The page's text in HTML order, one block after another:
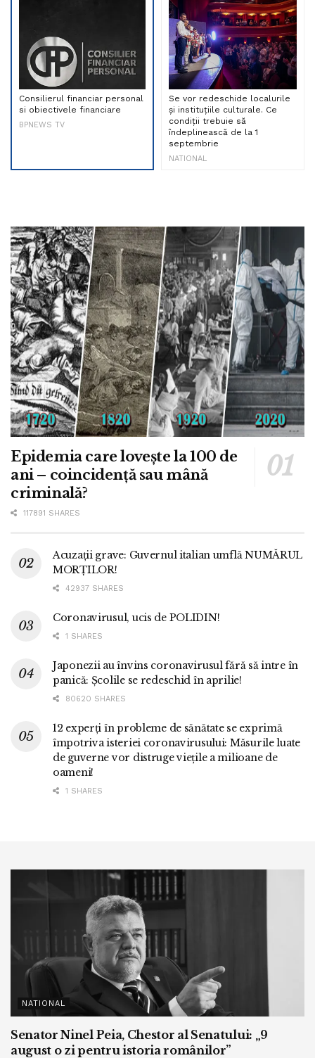
Consilierul financiar personal
si obiectivele financiare
BPNEWS TV
Se vor redeschide localurile
și instituțiile culturale. Ce
condiții trebuie să
îndeplinească de la 1
septembrie
NATIONAL
Epidemia care lovește la 100 de
ani – coincidență sau mână
criminală?
117891 SHARES
Acuzații grave: Guvernul italian umflă NUMĂRUL
MORȚILOR!
42937 SHARES
Coronavirusul, ucis de POLIDIN!
1 SHARES
Japonezii au învins coronavirusul fără să intre în
panică: Școlile se redeschid în aprilie!
80620 SHARES
12 experți în probleme de sănătate se exprimă
împotriva isteriei coronavirusului: Măsurile luate
de guverne vor distruge viețile a milioane de
oameni!
1 SHARES
NATIONAL
Senator Ninel Peia, Chestor al Senatului: „9
august o zi pentru istoria românilor”